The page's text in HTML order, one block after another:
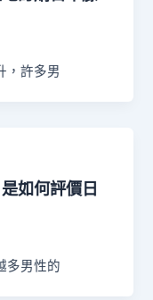
，許多男
如何評價日
多男性的